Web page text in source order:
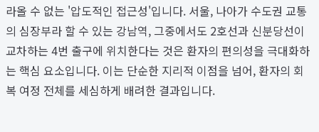
라올 수 없는 '압도적인 접근성'입니다. 서울, 나아가 수도권 교통
의 심장부라 할 수 있는 강남역, 그중에서도 2호선과 신분당선이
교차하는 4번 출구에 위치한다는 것은 환자의 편의성을 극대화하
는 핵심 요소입니다. 이는 단순한 지리적 이점을 넘어, 환자의 회
복 여정 전체를 세심하게 배려한 결과입니다.